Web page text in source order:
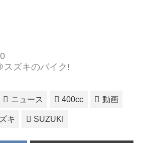
スズキのバイク!
ニュース 400cc 動画
キ SUZUKI